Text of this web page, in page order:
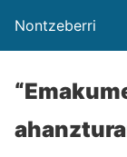
Nontzeberri